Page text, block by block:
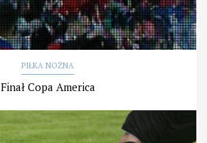
PIŁKA NOŻNA
Finał Copa America